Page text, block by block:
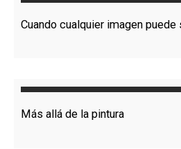
Cuando cualquier imagen puede
Más allá de la pintura